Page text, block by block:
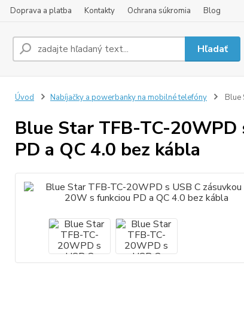
Doprava a platba Kontakty Ochrana súkromia Blog
Hľadať
Úvod Nabíjačky a powerbanky na mobilné telefóny Blue
Blue Star TFB-TC-
PD a QC 4.0 bez kábla